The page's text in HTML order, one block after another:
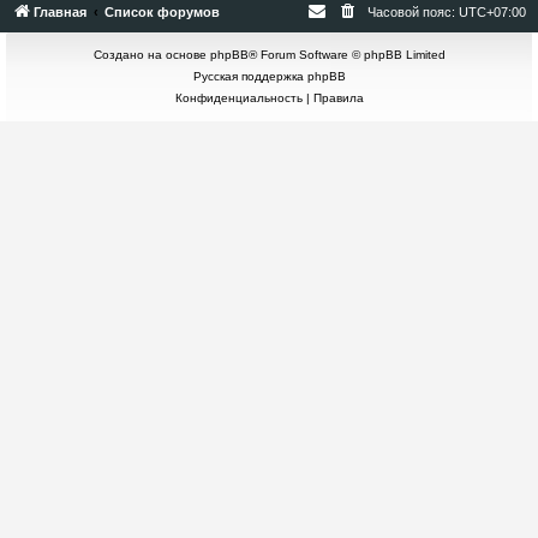
Главная Список форумов Часовой пояс: UTC+07:00
Создано на основе phpBB® Forum Software © phpBB Limited
Русская поддержка phpBB
Конфиденциальность| Правила